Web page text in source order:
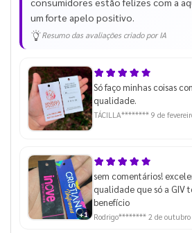
um forte apelo positivo.
Resumo das avaliações criado por IA
Só faço minhas coisas
qualidade.
TÁCILLA******** 9 de
+1
sem comentários!
qualidade que só a GIV
benefício
Rodrigo******** 2 de outubro